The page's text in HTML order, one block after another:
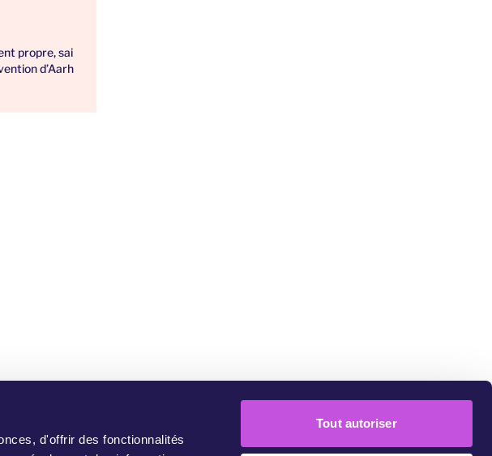
d'offrir des fonctionnalités
Tout autoriser
propre, sai
d’Aarh